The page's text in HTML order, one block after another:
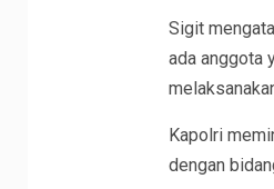
Sigit
ada anggota
Kapolri
dengan